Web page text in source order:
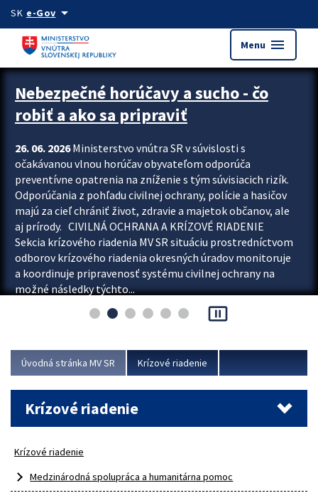
Preskocit na hlavný obsah
SK e-Govarrow_drop_down
Menu menu
Zastavit automatický posun upútavok
Nebezpečné horúčavy a sucho - čo
robiť a ako sa pripraviť
26. 06. 2026Ministerstvo vnútra SR v súvislosti s
očakávanou vlnou horúčav obyvateľom odporúča
preventívne opatrenia na zníženie s tým súvisiacich rizík.
Odporúčania z pohľadu civilnej ochrany, polície a hasičov
majú za cieľ chrániť život, zdravie a majetok občanov, ale
aj prírody. CIVILNÁ OCHRANA A KRÍZOVÉ RIADENIE
Sekcia krízového riadenia MV SR situáciu prostredníctvom
odborov krízového riadenia okresných úradov monitoruje
a koordinuje pripravenosť systému civilnej ochrany na
možné následky týchto...
pause_presentation
Úvodná stránka MV SR Krízové riadenie
Krízové riadenie
Krízové riadenie
Medzinárodná spolupráca a humanitárna pomoc